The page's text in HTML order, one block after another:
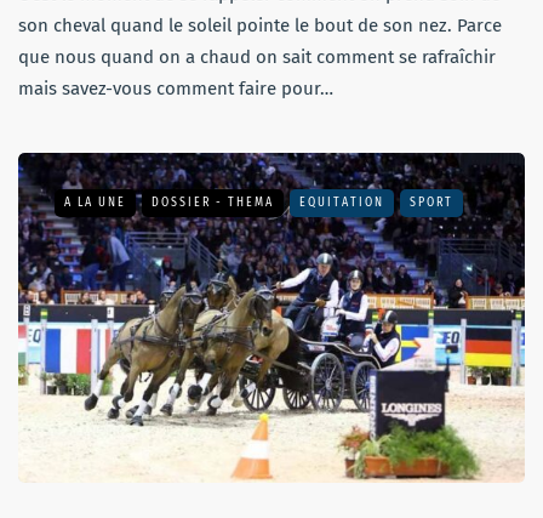
son cheval quand le soleil pointe le bout de son nez. Parce
que nous quand on a chaud on sait comment se rafraîchir
mais savez-vous comment faire pour…
A LA UNE DOSSIER - THEMA EQUITATION SPORT